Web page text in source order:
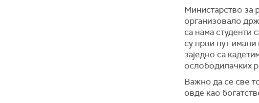
Министарство за
организовало
са нама студенти
су први пут
заједно са
ослободилачких
Важно да се све
овде као